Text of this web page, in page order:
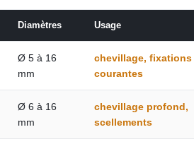
Diamètres Usage
Ø 5 à 16
mm
chevillage, fixations
courantes
Ø 6 à 16
mm
chevillage profond,
scellements